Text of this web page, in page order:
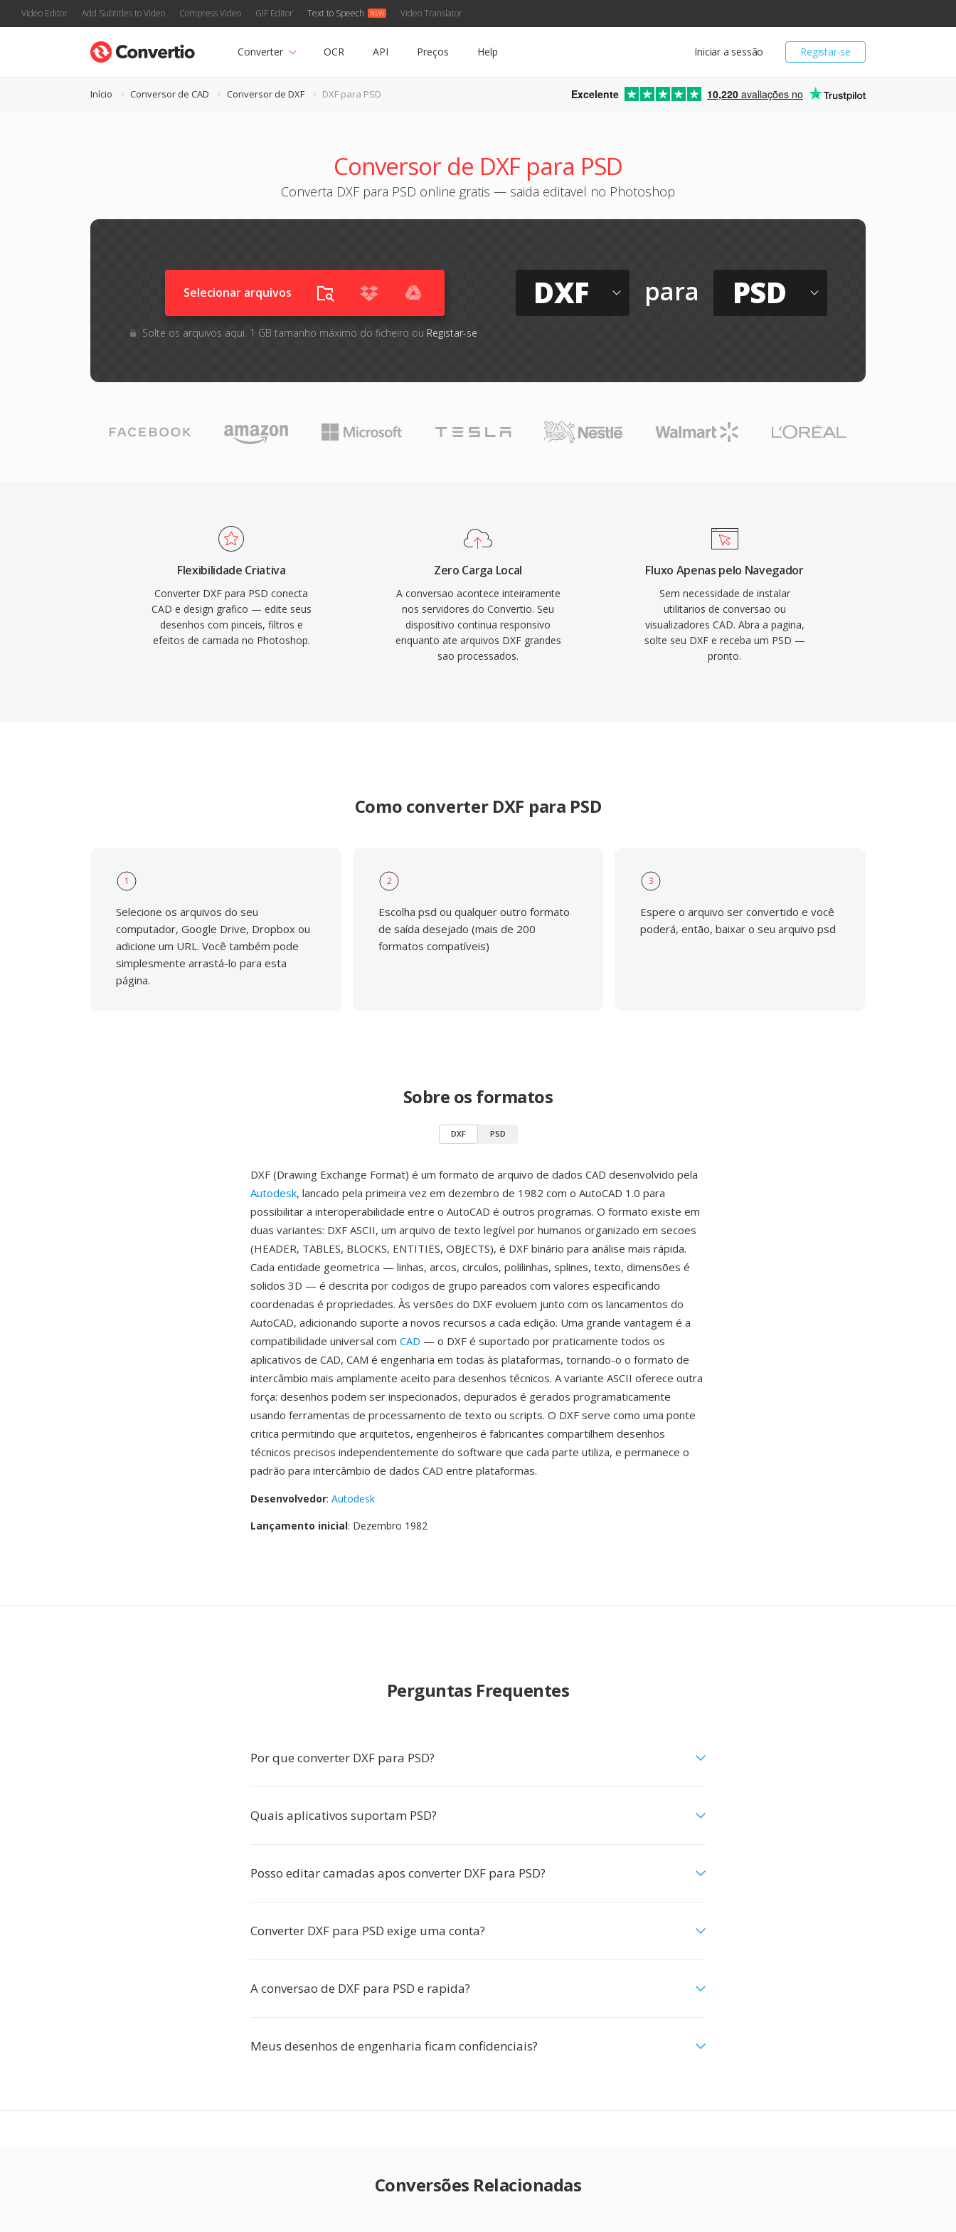
Video Editor Add Subtitles to Video Compress Video GIF Editor Text to Speech Video Translator
Registar-se
Iniciar a sessão
Converter OCR API Preços Help
Início Conversor de CAD Conversor de DXF DXF para PSD Excelente 10,220 avaliações no
Conversor de DXF para PSD
Converta DXF para PSD online gratis — saida editavel no Photoshop
Selecionar arquivos
Solte os arquivos aqui. 1 GB tamanho máximo do ficheiro ou Registar-se
DXF para PSD
Flexibilidade Criativa
Converter DXF para PSD conecta
CAD e design grafico — edite seus
desenhos com pinceis, filtros e
efeitos de camada no Photoshop.
Zero Carga Local
A conversao acontece inteiramente
nos servidores do Convertio. Seu
dispositivo continua responsivo
enquanto ate arquivos DXF grandes
sao processados.
Fluxo Apenas pelo Navegador
Sem necessidade de instalar
utilitarios de conversao ou
visualizadores CAD. Abra a pagina,
solte seu DXF e receba um PSD —
pronto.
Como converter DXF para PSD
1
Selecione os arquivos do seu
computador, Google Drive, Dropbox ou
adicione um URL. Você também pode
simplesmente arrastá-lo para esta
página.
2
Escolha psd ou qualquer outro formato
de saída desejado (mais de 200
formatos compatíveis)
3
Espere o arquivo ser convertido e você
poderá, então, baixar o seu arquivo psd
Sobre os formatos
DXF PSD
DXF (Drawing Exchange Format) é um formato de arquivo de dados CAD desenvolvido pela
Autodesk, lancado pela primeira vez em dezembro de 1982 com o AutoCAD 1.0 para
possibilitar a interoperabilidade entre o AutoCAD é outros programas. O formato existe em
duas variantes: DXF ASCII, um arquivo de texto legível por humanos organizado em secoes
(HEADER, TABLES, BLOCKS, ENTITIES, OBJECTS), é DXF binário para análise mais rápida.
Cada entidade geometrica — linhas, arcos, circulos, polilinhas, splines, texto, dimensões é
solidos 3D — é descrita por codigos de grupo pareados com valores especificando
coordenadas é propriedades. Às versões do DXF evoluem junto com os lancamentos do
AutoCAD, adicionando suporte a novos recursos a cada edição. Uma grande vantagem é a
compatibilidade universal com CAD — o DXF é suportado por praticamente todos os
aplicativos de CAD, CAM é engenharia em todas às plataformas, tornando-o o formato de
intercâmbio mais amplamente aceito para desenhos técnicos. A variante ASCII oferece outra
força: desenhos podem ser inspecionados, depurados é gerados programaticamente
usando ferramentas de processamento de texto ou scripts. O DXF serve como uma ponte
critica permitindo que arquitetos, engenheiros é fabricantes compartilhem desenhos
técnicos precisos independentemente do software que cada parte utiliza, e permanece o
padrão para intercâmbio de dados CAD entre plataformas.
Desenvolvedor: Autodesk
Lançamento inicial: Dezembro 1982
Perguntas Frequentes
Por que converter DXF para PSD?
Quais aplicativos suportam PSD?
Posso editar camadas apos converter DXF para PSD?
Converter DXF para PSD exige uma conta?
A conversao de DXF para PSD e rapida?
Meus desenhos de engenharia ficam confidenciais?
Conversões Relacionadas